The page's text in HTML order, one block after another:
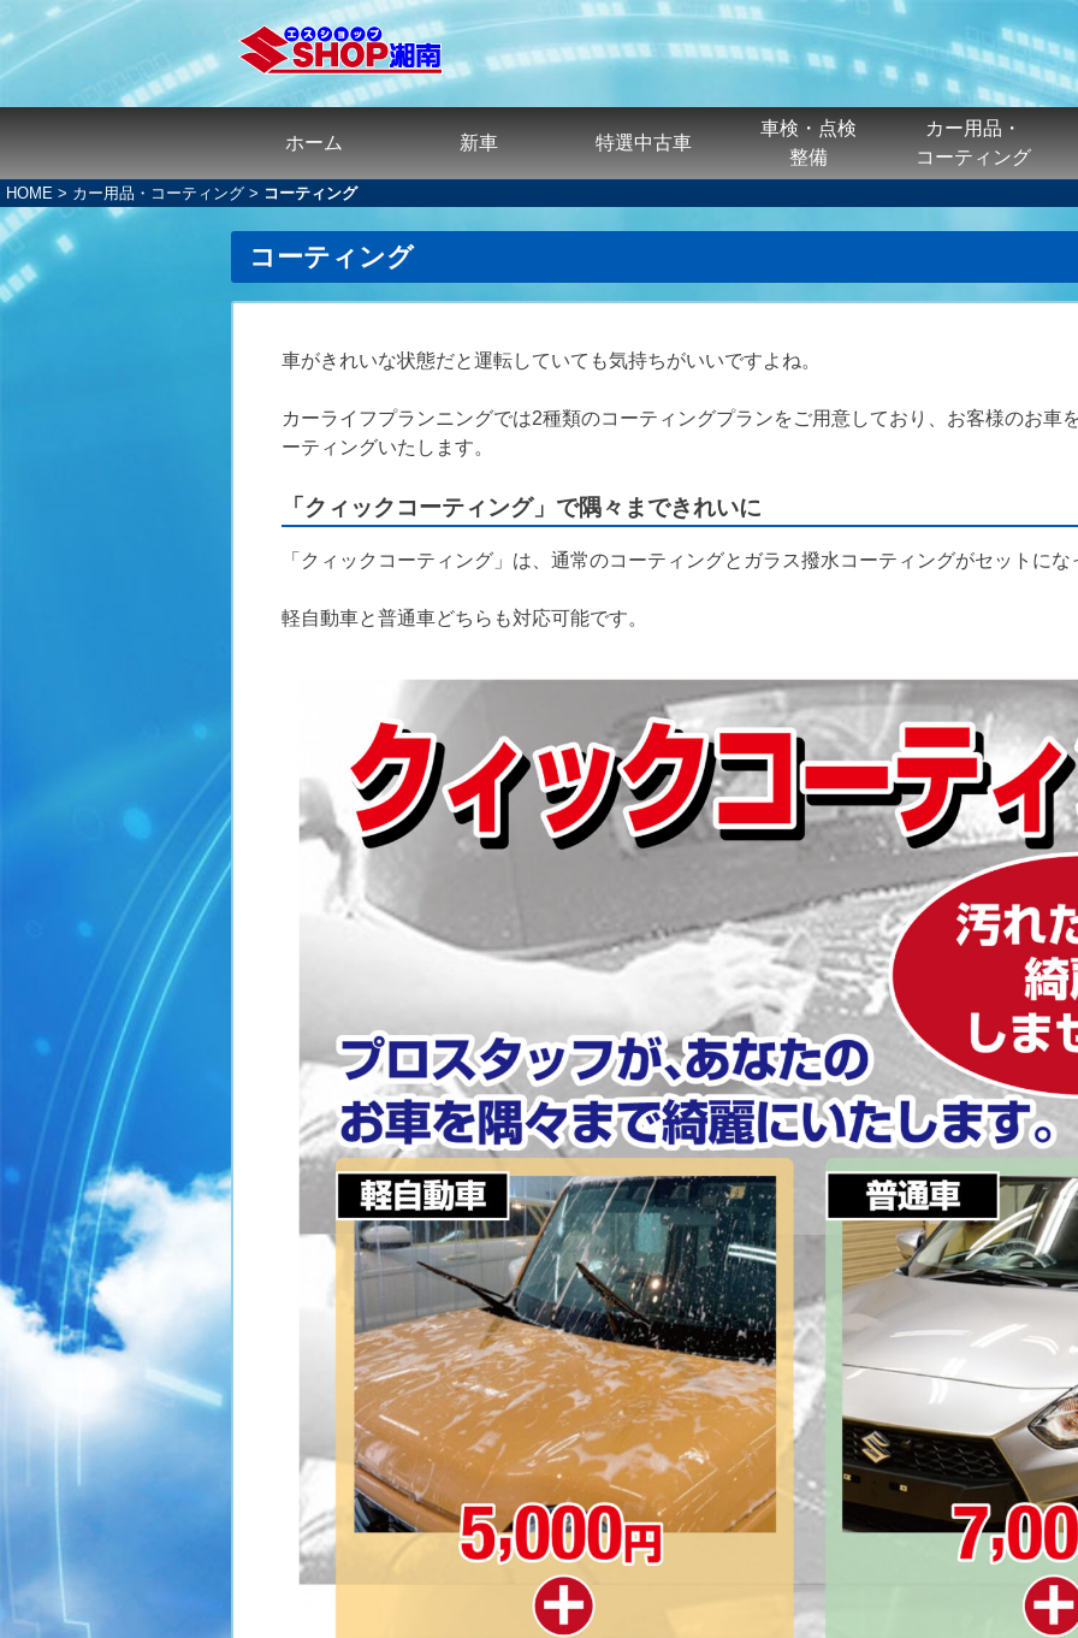
ホーム 新車 特選中古車
車検・点検
整備
カー用品・
コーティング
HOME > カー用品・コーティング > コーティング
コーティング
車がきれいな状態だと運転していても気持ちがいいですよね。
カーライフプランニングでは2種類のコーティングプランをご用意しており、お客様のお車
ーティングいたします。
「クィックコーティング」で隅々まできれいに
「クィックコーティング」は、通常のコーティングとガラス撥水コーティングがセットに
軽自動車と普通車どちらも対応可能です。